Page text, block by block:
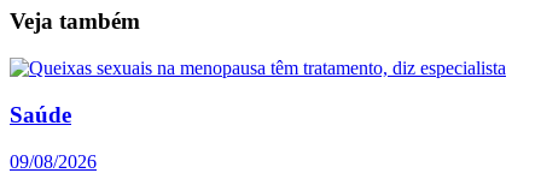
Veja também
Saúde
09/08/2026